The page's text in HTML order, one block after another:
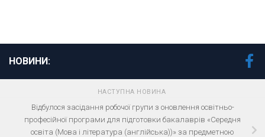
НОВИНИ:
НАСТУПНА НОВИНА
Відбулося засідання робочої групи з оновлення освітньо-
професійної програми для підготовки бакалаврів «Середня
освіта (Мова і література (англійська))» за предметною